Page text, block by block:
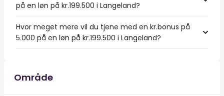
på en løn på kr.199.500 i Langeland?
Hvor meget mere vil du tjene med en kr.bonus på
5.000 på en løn på kr.199.500 i Langeland?
Område